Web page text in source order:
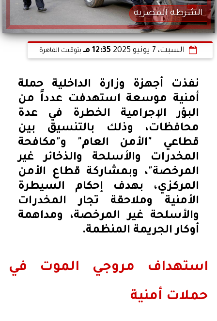
الشرطة المصرية
السبت، 7 يونيو 2025 12:35 مـ بتوقيت القاهرة
نفذت أجهزة وزارة الداخلية حملة
أمنية موسعة استهدفت عدداً من
البؤر الإجرامية الخطرة في عدة
محافظات، وذلك بالتنسيق بين
قطاعي "الأمن العام" و"مكافحة
المخدرات والأسلحة والذخائر غير
المرخصة"، وبمشاركة قطاع الأمن
المركزي، بهدف إحكام السيطرة
الأمنية وملاحقة تجار المخدرات
والأسلحة غير المرخصة، ومداهمة
أوكار الجريمة المنظمة.
استهداف مروجي الموت في
حملات أمنية